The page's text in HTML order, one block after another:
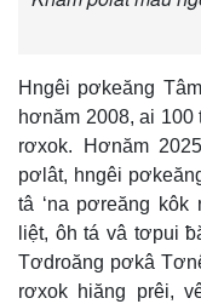
Hngêi pơkeăng
hơnăm 2008, ai
rơxok. Hơnăm
pơlât, hngêi
tâ ‘na pơreăng kôk
liệt, ôh tá vâ tơpui
Tơdroăng pơkâ
rơxok hiăng prêi,